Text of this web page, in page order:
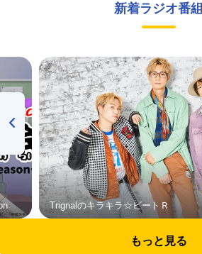
新着ラジオ番組
Trignalのキラキラ☆ビートＲ
もっと見る